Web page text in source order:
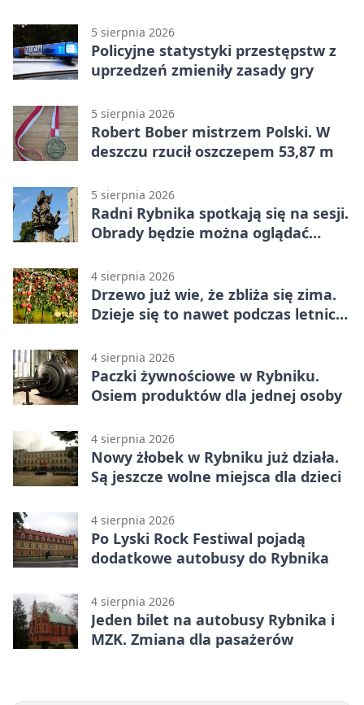
5 sierpnia 2026
Policyjne statystyki przestępstw z
uprzedzeń zmieniły zasady gry
5 sierpnia 2026
Robert Bober mistrzem Polski. W
deszczu rzucił oszczepem 53,87 m
5 sierpnia 2026
Radni Rybnika spotkają się na sesji.
Obrady będzie można oglądać
4 sierpnia 2026
Drzewo już wie, że zbliża się zima.
Dzieje się to nawet podczas letnich
4 sierpnia 2026
Paczki żywnościowe w Rybniku.
Osiem produktów dla jednej osoby
4 sierpnia 2026
Nowy żłobek w Rybniku już działa.
Są jeszcze wolne miejsca dla dzieci
4 sierpnia 2026
Po Lyski Rock Festiwal pojadą
dodatkowe autobusy do Rybnika
4 sierpnia 2026
Jeden bilet na autobusy Rybnika i
MZK. Zmiana dla pasażerów